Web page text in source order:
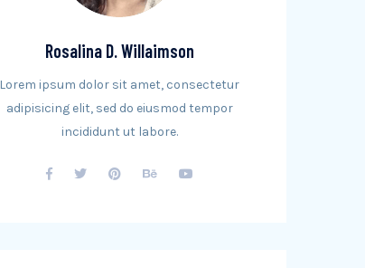
Rosalina D. Willaimson
Lorem ipsum dolor sit amet, consectetur
adipisicing elit, sed do eiusmod tempor
incididunt ut labore.